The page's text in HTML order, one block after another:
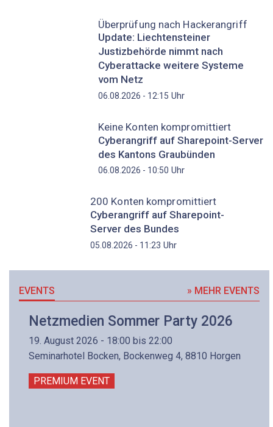
Überprüfung nach Hackerangriff
Update: Liechtensteiner
Justizbehörde nimmt nach
Cyberattacke weitere Systeme
vom Netz
06.08.2026 - 12:15 Uhr
Keine Konten kompromittiert
Cyberangriff auf Sharepoint-Server
des Kantons Graubünden
06.08.2026 - 10:50 Uhr
200 Konten kompromittiert
Cyberangriff auf Sharepoint-
Server des Bundes
05.08.2026 - 11:23 Uhr
EVENTS » MEHR EVENTS
Netzmedien Sommer Party 2026
19. August 2026 - 18:00 bis 22:00
Seminarhotel Bocken, Bockenweg 4, 8810 Horgen
PREMIUM EVENT